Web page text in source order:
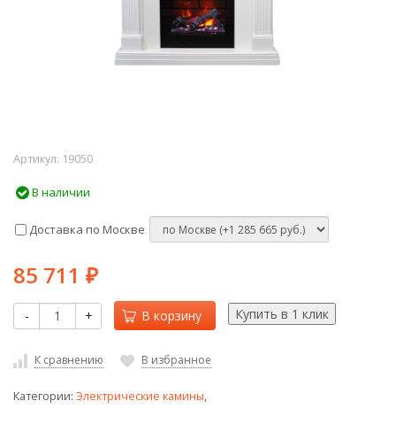
Артикул: 19050
В наличии
Доставка по Москве
85 711 ₽
- + В корзину
К сравнению В избранное
Категории: Электрические камины,